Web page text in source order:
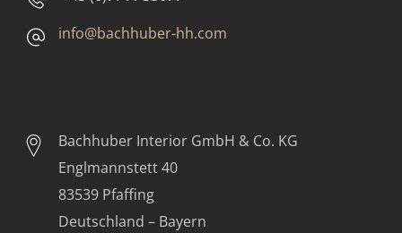
info@bachhuber-hh.com
Bachhuber Interior GmbH & Co. KG
Englmannstett 40
83539 Pfaffing
Deutschland – Bayern